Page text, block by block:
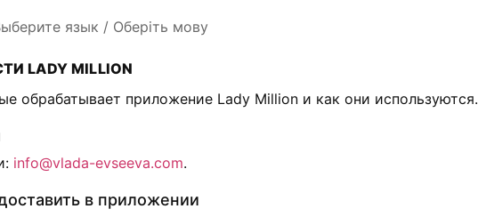
язык / Оберіть мову
LADY MILLION
обрабатывает приложение Lady Million и как они используются.
info@vlada-evseeva.com.
в приложении